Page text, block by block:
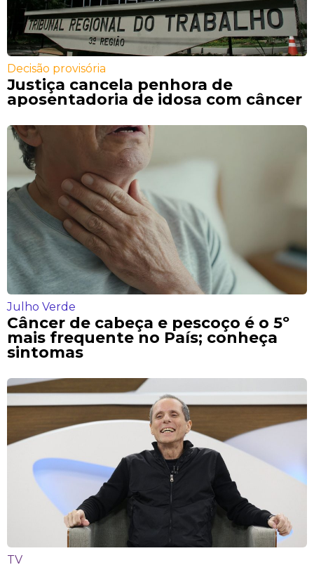
Decisão provisória
Justiça cancela penhora de
aposentadoria de idosa com câncer
Julho Verde
Câncer de cabeça e pescoço é o 5º
mais frequente no País; conheça
sintomas
TV